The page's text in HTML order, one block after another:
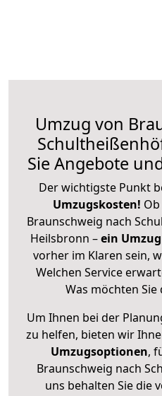
Umzug von
Sie Angebote
Der wichtigste Punkt
Umzugskosten!
Braunschweig nach
Heilsbronn –ein
vorher im Klaren sein,
Welchen Service
Was möchten
Um Ihnen bei der
zu helfen, bieten wir
Umzugsoptionen,
Braunschweig nach
uns behalten Sie die